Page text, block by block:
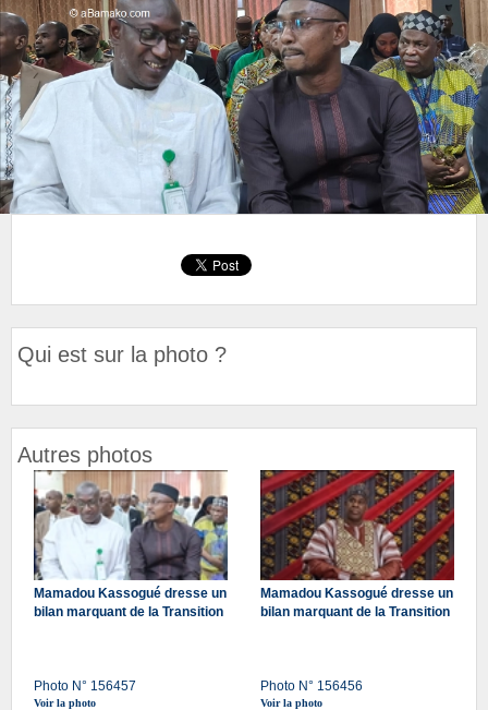
Qui est sur la photo ?
Autres photos
Mamadou Kassogué dresse un
bilan marquant de la Transition
Photo N° 156457
Voir la photo
Mamadou Kassogué dresse un
bilan marquant de la Transition
Photo N° 156456
Voir la photo